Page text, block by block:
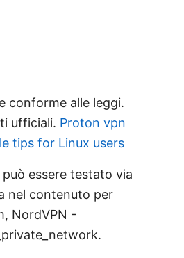
conforme alle leggi.
ufficiali. Proton vpn
tips for Linux users
essere testato via
nel contenuto per
NordVPN -